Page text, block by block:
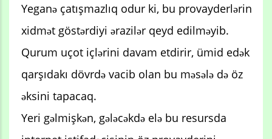
Yeganə çatışmazlıq odur ki, bu provayderlərin
xidmət göstərdiyi ərazilər qeyd edilməyib.
Qurum uçot içlərini davam etdirir, ümid edək
qarşıdakı dövrdə vacib olan bu məsələ də öz
əksini tapacaq.
Yeri gəlmişkən, gələcəkdə elə bu resursda